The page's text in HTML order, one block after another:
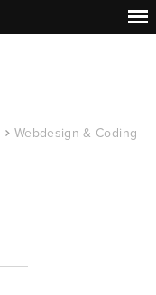
Webdesign & Coding